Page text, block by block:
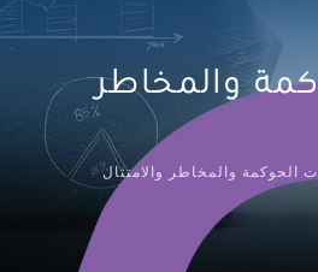
والمخاطر
الحوكمة والمخاطر والامتثال